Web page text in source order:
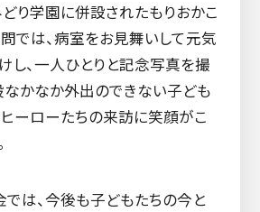
どり学園に併設されたもりおかこ
では、病室をお見舞いして元気
し、一人ひとりと記念写真を撮
なかなか外出のできない子ども
ヒーローたちの来訪に笑顔がこ
では、今後も子どもたちの今と